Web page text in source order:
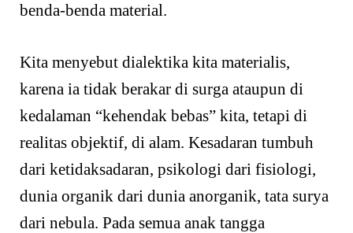
benda-benda material.
Kita menyebut dialektika kita materialis,
karena ia tidak berakar di surga ataupun di
kedalaman “kehendak bebas” kita, tetapi di
realitas objektif, di alam. Kesadaran tumbuh
dari ketidaksadaran, psikologi dari fisiologi,
dunia organik dari dunia anorganik, tata surya
dari nebula. Pada semua anak tangga